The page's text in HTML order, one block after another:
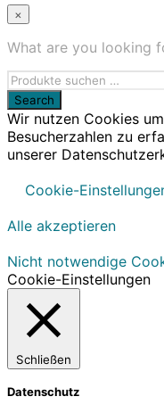
×
What are you looking
Wir nutzen Cookies
Besucherzahlen zu
unserer
Cookie-
Alle akzeptieren
Nicht notwendige
Cookie-Einstellungen
Schließen
Datenschutz